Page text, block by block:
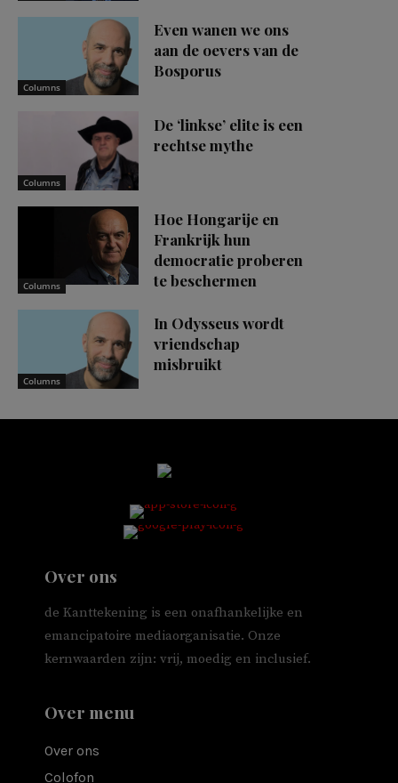
Columns
Even wanen we ons
aan de oevers van de
Bosporus
Columns
De ‘linkse’ elite is een
rechtse mythe
Columns
Hoe Hongarije en
Frankrijk hun
democratie proberen
te beschermen
Columns
In Odysseus wordt
vriendschap
misbruikt
Over ons
de Kanttekening is een onafhankelijke en
emancipatoire mediaorganisatie. Onze
kernwaarden zijn: vrij, moedig en inclusief.
Over menu
Over ons
Colofon